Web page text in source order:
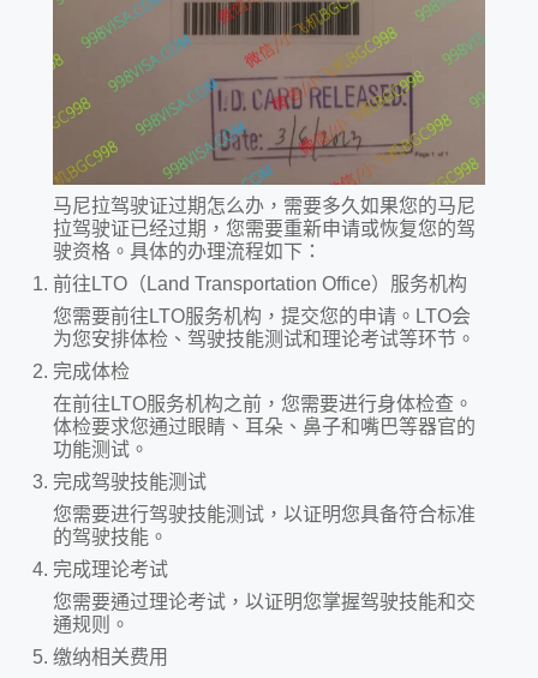
马尼拉驾驶证过期怎么办，需要多久如果您的马尼
拉驾驶证已经过期，您需要重新申请或恢复您的驾
驶资格。具体的办理流程如下：
前往LTO（Land Transportation Office）服务机构
您需要前往LTO服务机构，提交您的申请。LTO会
为您安排体检、驾驶技能测试和理论考试等环节。
完成体检
在前往LTO服务机构之前，您需要进行身体检查。
体检要求您通过眼睛、耳朵、鼻子和嘴巴等器官的
功能测试。
完成驾驶技能测试
您需要进行驾驶技能测试，以证明您具备符合标准
的驾驶技能。
完成理论考试
您需要通过理论考试，以证明您掌握驾驶技能和交
通规则。
缴纳相关费用